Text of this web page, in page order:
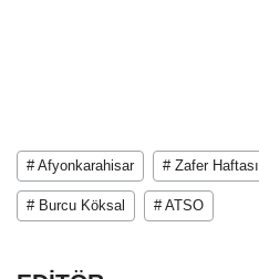
# Afyonkarahisar # Zafer Haftası
# Burcu Köksal # ATSO